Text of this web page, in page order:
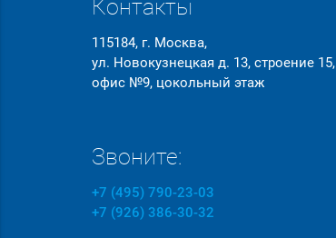
Контакты
115184, г. Москва,
ул. Новокузнецкая д. 13, строение 15,
офис №9, цокольный этаж
Звоните:
+7 (495) 790-23-03
+7 (926) 386-30-32